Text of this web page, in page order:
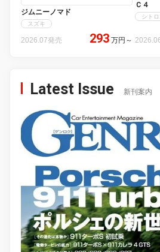
ジムニーノマド
スズキ
2026.07発売 293 万円 ～
Ｃ４
シト
Latest Issue 新刊案内